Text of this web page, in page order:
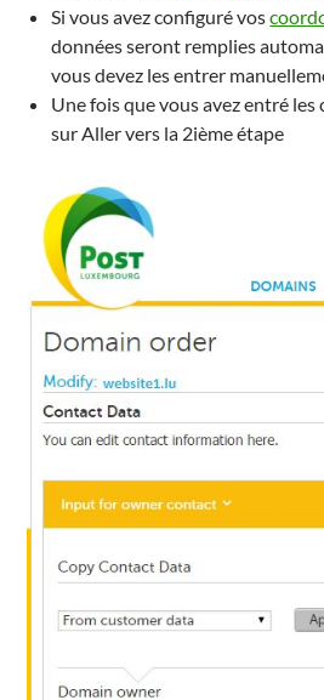
Si vous avez configurévos
données seront remplies
vous devez lesentrer
Une fois que vousavez entré les
sur Allervers la 2ièmeétape